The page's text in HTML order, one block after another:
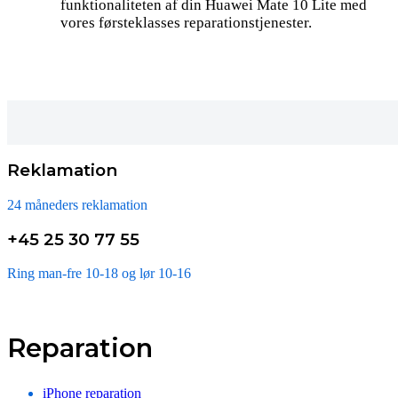
funktionaliteten af din Huawei Mate 10 Lite med
vores førsteklasses reparationstjenester.
Reklamation
24 måneders reklamation
+45 25 30 77 55
Ring man-fre 10-18 og lør 10-16
Reparation
iPhone reparation